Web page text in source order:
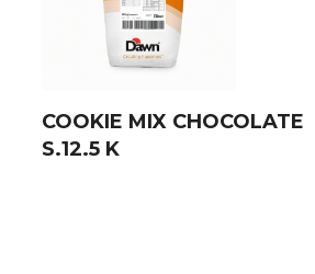
COOKIE MIX CHOCOLATE
S.12.5 K